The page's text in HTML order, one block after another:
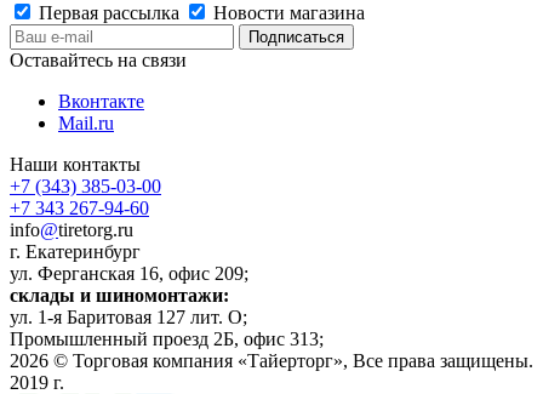
Первая рассылка
Новости магазина
Оставайтесь на связи
Вконтакте
Mail.ru
Наши контакты
+7 (343) 385-03-00
+7 343 267-94-60
info@tiretorg.ru
г. Екатеринбург
ул. Ферганская 16, офис 209;
склады и шиномонтажи:
ул. 1-я Баритовая 127 лит. О;
Промышленный проезд 2Б, офис 313;
2026 © Торговая компания «Тайерторг», Все права защищены.
2019 г.